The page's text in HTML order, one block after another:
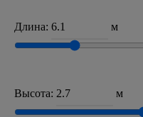
Длина: м
Высота: м